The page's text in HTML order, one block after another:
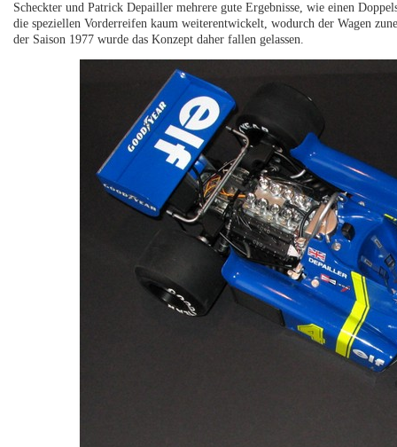
Scheckter und Patrick Depailler mehrere gute Ergebnisse, wie einen
die speziellen Vorderreifen kaum weiterentwickelt, wodurch der Wagen
der Saison 1977 wurde das Konzept daher fallen gelassen.